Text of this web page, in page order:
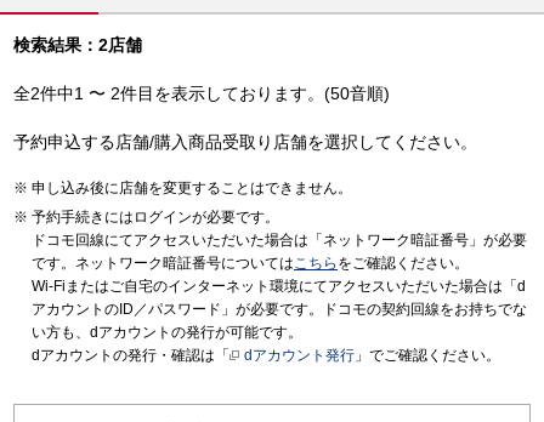
検索結果：2店舗
全2件中1 〜 2件目を表示しております。(50音順)
予約申込する店舗/購入商品受取り店舗を選択してください。
申し込み後に店舗を変更することはできません。
予約手続きにはログインが必要です。
ドコモ回線にてアクセスいただいた場合は「ネットワーク暗証番号」が必要
です。ネットワーク暗証番号についてはこちら をご確認ください。
Wi-Fiまたはご自宅のインターネット環境にてアクセスいただいた場合は「d
アカウントのID／パスワード」が必要です。ドコモの契約回線をお持ちでな
い方も、dアカウントの発行が可能です。
dアカウントの発行・確認は「
dアカウント発行 」でご確認ください。